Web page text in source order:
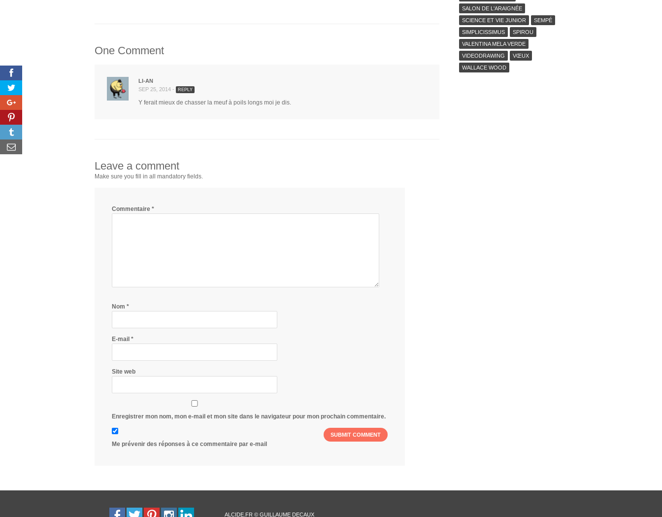
One Comment
LI-AN
SEP 25, 2014 -
REPLY
Y ferait mieux de chasser la meuf à poils longs moi je dis.
Leave a comment
Make sure you fill in all mandatory fields.
Commentaire *
Nom *
E-mail *
Site web
Enregistrer mon nom, mon e-mail et mon site dans le navigateur pour mon prochain commentaire.
Me prévenir des réponses à ce commentaire par e-mail
SALON DE L'ARAIGNÉE
SCIENCE ET VIE JUNIOR
SEMPÉ
SIMPLICISSIMUS
SPIROU
VALENTINA MELA VERDE
VIDEODRAWING
VŒUX
WALLACE WOOD
ALCIDE.FR © GUILLAUME DECAUX